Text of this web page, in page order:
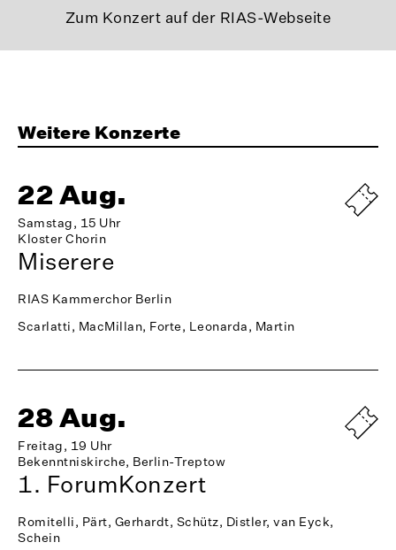
Zum Konzert auf der RIAS-Webseite
Weitere Konzerte
22 Aug.
Samstag, 15 Uhr
Kloster Chorin
Miserere
RIAS Kammerchor Berlin
Scarlatti, MacMillan, Forte, Leonarda, Martin
28 Aug.
Freitag, 19 Uhr
Bekenntniskirche, Berlin-Treptow
1. ForumKonzert
Romitelli, Pärt, Gerhardt, Schütz, Distler, van Eyck,
Schein